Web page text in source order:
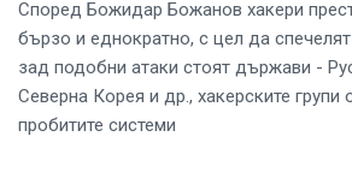
Според Божидар Божанов хакери
бързо и еднократно, с цел да
зад подобни атаки стоят държави -
Северна Корея и др., хакерските групи
пробитите системи